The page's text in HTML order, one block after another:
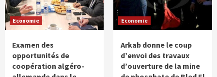
Economie
Examen des
opportunités de
coopération algéro-
Economie
Arkab donne le coup
d’envoi des travaux
d’ouverture de la mine